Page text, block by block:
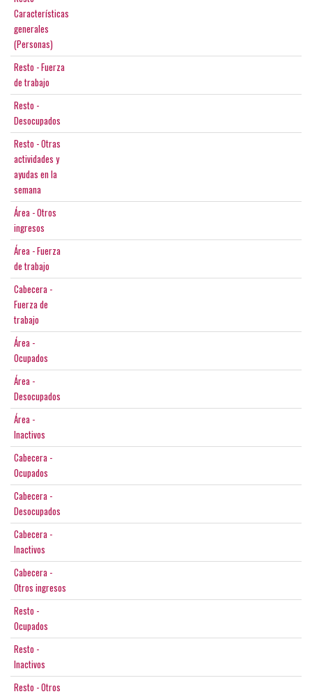
Características
generales
(Personas)
Resto - Fuerza
de trabajo
Resto -
Desocupados
Resto - Otras
actividades y
ayudas en la
semana
Área - Otros
ingresos
Área - Fuerza
de trabajo
Cabecera -
Fuerza de
trabajo
Área -
Ocupados
Área -
Desocupados
Área -
Inactivos
Cabecera -
Ocupados
Cabecera -
Desocupados
Cabecera -
Inactivos
Cabecera -
Otros ingresos
Resto -
Ocupados
Resto -
Inactivos
Resto - Otros